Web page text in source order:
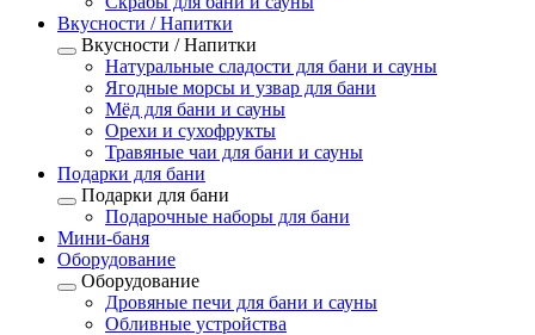
Вкусности / Напитки
Вкусности / Напитки
Натуральные сладости для бани и сауны
Ягодные морсы и узвар для бани
Мёд для бани и сауны
Орехи и сухофрукты
Травяные чаи для бани и сауны
Подарки для бани
Подарки для бани
Подарочные наборы для бани
Мини-баня
Оборудование
Оборудование
Дровяные печи для бани и сауны
Обливные устройства